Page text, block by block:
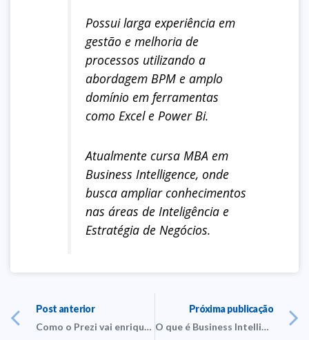
Possui larga experiência em
gestão e melhoria de
processos utilizando a
abordagem BPM e amplo
domínio em ferramentas
como Excel e Power Bi.
Atualmente cursa MBA em
Business Intelligence, onde
busca ampliar conhecimentos
nas áreas de Inteligência e
Estratégia de Negócios.
Post anterior
Como o Prezi vai enriquecer suas apresentação e auxiliar a alcançar objetivos
Próxima publicação
O que é Business Intelligence e como ele pode fazer diferença na sua empresa